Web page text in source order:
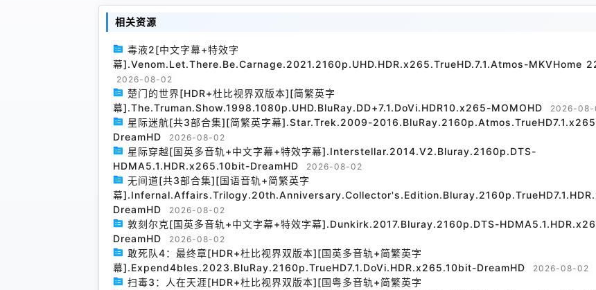
相关资源
毒液2[中文字幕+特效字
幕].Venom.Let.There.Be.Carnage.2021.2160p.UHD.HDR.x265.TrueHD.7.1.Atmos-MKVHome
2026-08-02
楚门的世界[HDR+杜比视界双版本][简繁英字
幕].The.Truman.Show.1998.1080p.UHD.BluRay.DD+7.1.DoVi.HDR10.x265-MOMOHD
2026-08-
星际迷航[共3部合集][简繁英字幕].Star.Trek.2009-
DreamHD
2026-08-02
星际穿越[国英多音轨+中文字幕+特效字幕].Interstellar.2014.V2.Bluray.2160p.DTS-
HDMA5.1.HDR.x265.10bit-DreamHD
2026-08-02
无间道[共3部合集][国语音轨+简繁英字
幕
DreamHD
2026-08-02
敦刻尔克[国英多音轨+中文字幕+特效字幕].Dunkirk.2017.Bluray.2160p.DTS-
DreamHD
2026-08-02
敢死队4：最终章[HDR+杜比视界双版本][国英多音轨+简繁英字
幕].Expend4bles.2023.BluRay.2160p.TrueHD7.1.DoVi.HDR.x265.10bit-DreamHD
2026-08-02
扫毒3：人在天涯[HDR+杜比视界双版本][国粤多音轨+简繁英字